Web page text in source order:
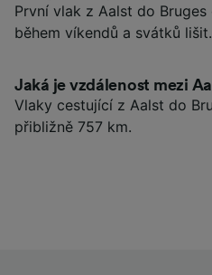
První vlak z Aalst do
během víkendů a svátků lišit.
Jaká je vzdálenost mezi
Vlaky cestující z Aalst do
přibližně 757 km.